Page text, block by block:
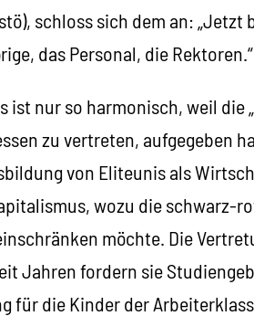
schloss sich dem an:
das Personal, die Rektoren.“
ist nur so harmonisch, weil die
zu vertreten, aufgegeben
von Eliteunis als
wozu die schwarz-
möchte. Die
Jahren fordern sie
für die Kinder der